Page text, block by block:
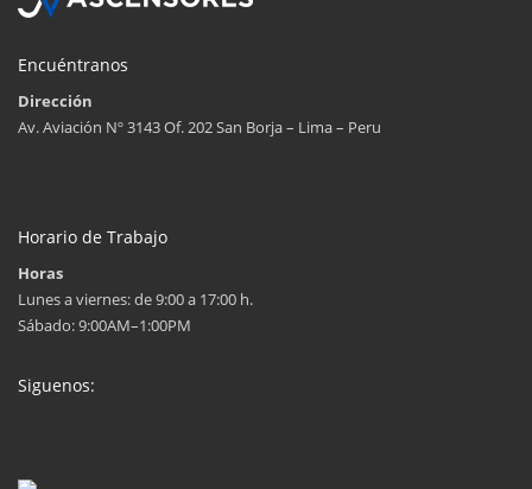
Encuéntranos
Dirección
Av. Aviación Nº 3143 Of. 202 San Borja – Lima – Peru
Horario de Trabajo
Horas
Lunes a viernes: de 9:00 a 17:00 h.
Sábado: 9:00AM–1:00PM
Siguenos: